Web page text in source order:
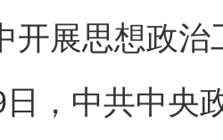
开展思想政
中共中央政